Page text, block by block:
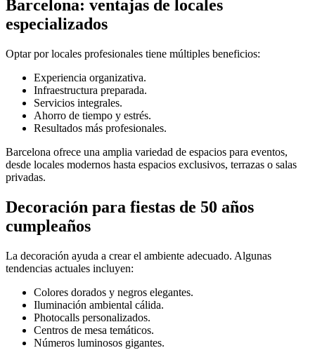
Barcelona: ventajas de locales
especializados
Optar por locales profesionales tiene múltiples beneficios:
Experiencia organizativa.
Infraestructura preparada.
Servicios integrales.
Ahorro de tiempo y estrés.
Resultados más profesionales.
Barcelona ofrece una amplia variedad de espacios para eventos,
desde locales modernos hasta espacios exclusivos, terrazas o salas
privadas.
Decoración para fiestas de 50 años
cumpleaños
La decoración ayuda a crear el ambiente adecuado. Algunas
tendencias actuales incluyen:
Colores dorados y negros elegantes.
Iluminación ambiental cálida.
Photocalls personalizados.
Centros de mesa temáticos.
Números luminosos gigantes.